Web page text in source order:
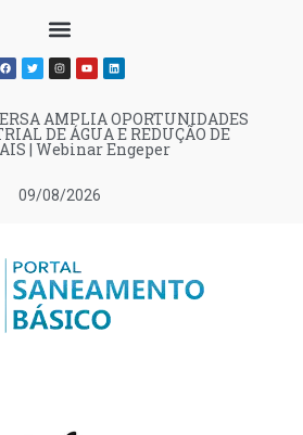
09/08/2026
AMPLIA OPORTUNIDADES
DE ÁGUA E REDUÇÃO DE
| Webinar Engeper